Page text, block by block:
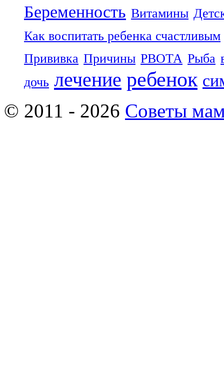
Беременность Витамины
Как воспитать ребенка счастливым
Прививка Причины РВОТА Рыба
дочь лечение ребенок
© 2011 - 2026 Советы